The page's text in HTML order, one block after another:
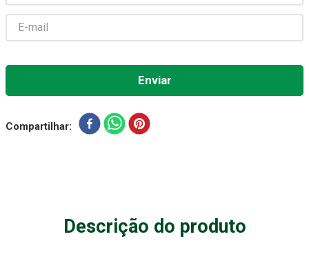
Compartilhar
Descrição do produto
8º Gaze Esteril
9º